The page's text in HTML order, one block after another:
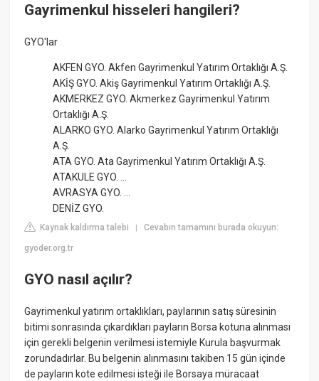
Gayrimenkul hisseleri hangileri?
GYO'lar
AKFEN GYO. Akfen Gayrimenkul Yatırım Ortaklığı A.Ş.
AKİŞ GYO. Akiş Gayrimenkul Yatırım Ortaklığı A.Ş.
AKMERKEZ GYO. Akmerkez Gayrimenkul Yatırım
Ortaklığı A.Ş.
ALARKO GYO. Alarko Gayrimenkul Yatırım Ortaklığı
A.Ş.
ATA GYO. Ata Gayrimenkul Yatırım Ortaklığı A.Ş.
ATAKULE GYO. ...
AVRASYA GYO. ...
DENİZ GYO.
Kaynak kaldırma talebi |Cevabın tamamını burada okuyun:
gyoder.org.tr
GYO nasıl açılır?
Gayrimenkul yatırım ortaklıkları, paylarının satış süresinin
bitimi sonrasında çıkardıkları payların Borsa kotuna alınması
için gerekli belgenin verilmesi istemiyle Kurula başvurmak
zorundadırlar. Bu belgenin alınmasını takiben 15 gün içinde
de payların kote edilmesi isteği ile Borsaya müracaat